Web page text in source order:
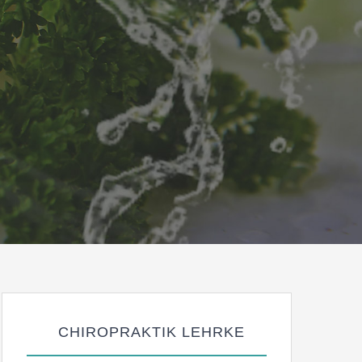
CHIROPRAKTIK LEHRKE